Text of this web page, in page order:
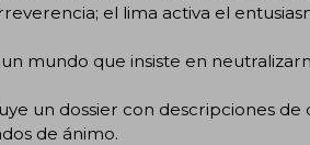
el lima activa el
un mundo que insiste en
un dossier con descripciones
de ánimo.